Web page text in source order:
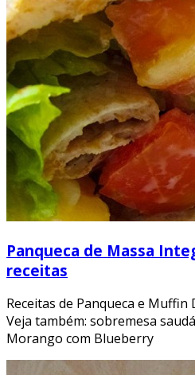
Panqueca de Massa
receitas
Receitas de Panqueca e Muffin
Veja também: sobremesa
Morango com Blueberry